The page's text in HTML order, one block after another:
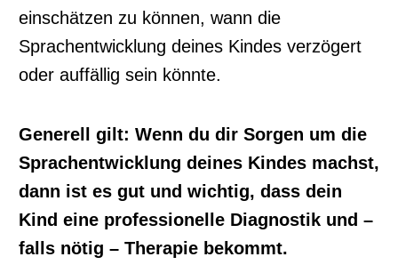
einschätzen zu können, wann die
Sprachentwicklung deines Kindes verzögert
oder auffällig sein könnte.
Generell gilt: Wenn du dir Sorgen um die
Sprachentwicklung deines Kindes machst,
dann ist es gut und wichtig, dass dein
Kind eine professionelle Diagnostik und –
falls nötig – Therapie bekommt.